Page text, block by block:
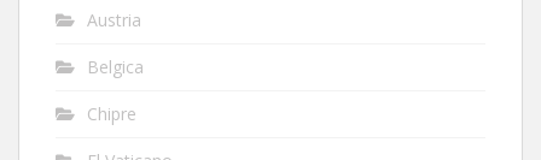
Austria
Belgica
Chipre